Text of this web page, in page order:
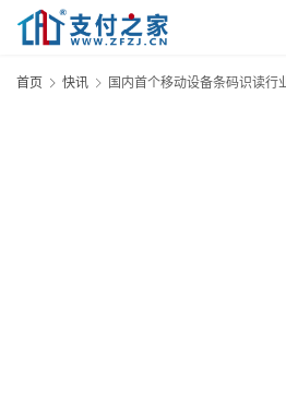
首页 快讯 国内首个移动设备条码识读行